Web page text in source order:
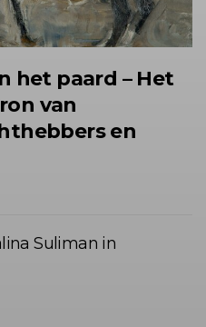
het paard – Het
van
en
Suliman in